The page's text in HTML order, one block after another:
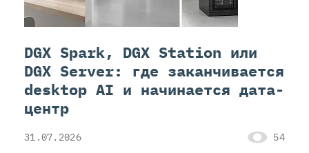
DGX Spark, DGX Station или
DGX Server: где заканчивается
desktop AI и начинается дата-
центр
31.07.2026 54